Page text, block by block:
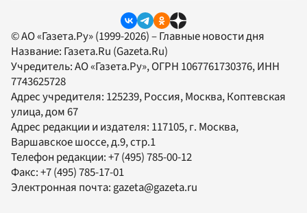
© АО «Газета.Ру» (1999-2026) – Главные новости дня
Название: Газета.Ru (Gazeta.Ru)
Учредитель:АО «Газета.Ру», ОГРН 1067761730376, ИНН
7743625728
Адрес учредителя: 125239, Россия, Москва, Коптевская
улица, дом 67
Адрес редакции и издателя: 117105, г. Москва,
Варшавское шоссе, д.9, стр.1
Телефон редакции:+7 (495) 785-00-12
Факс:+7 (495) 785-17-01
Электронная почта:gazeta@gazeta.ru